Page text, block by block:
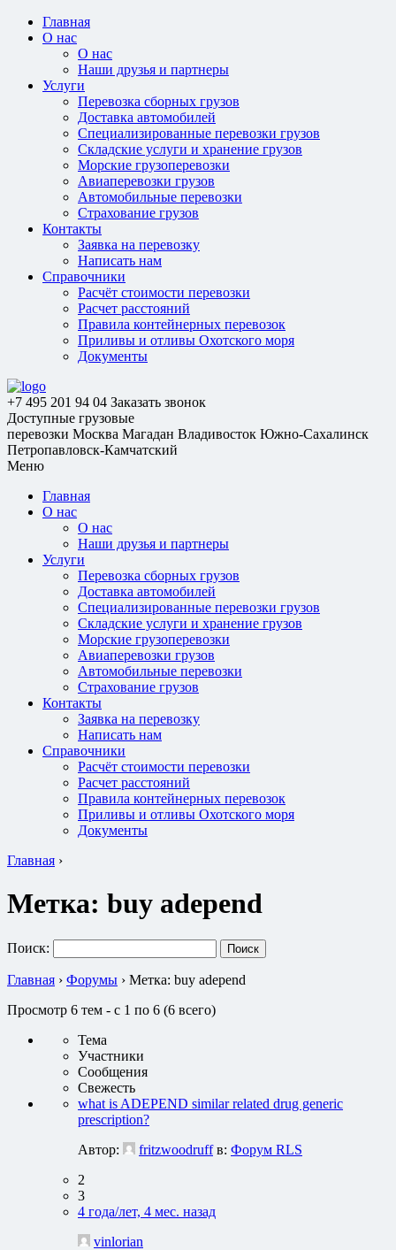
Главная
О нас
О нас
Наши друзья и партнеры
Услуги
Перевозка сборных грузов
Доставка автомобилей
Специализированные перевозки грузов
Складские услуги и хранение грузов
Морские грузоперевозки
Авиаперевозки грузов
Автомобильные перевозки
Страхование грузов
Контакты
Заявка на перевозку
Написать нам
Справочники
Расчёт стоимости перевозки
Расчет расстояний
Правила контейнерных перевозок
Приливы и отливы Охотского моря
Документы
+7 495 201 94 04 Заказать звонок
Доступные грузовые
перевозки Москва Магадан Владивосток Южно-Сахалинск
Петропавловск-Камчатский
Меню
Главная
О нас
О нас
Наши друзья и партнеры
Услуги
Перевозка сборных грузов
Доставка автомобилей
Специализированные перевозки грузов
Складские услуги и хранение грузов
Морские грузоперевозки
Авиаперевозки грузов
Автомобильные перевозки
Страхование грузов
Контакты
Заявка на перевозку
Написать нам
Справочники
Расчёт стоимости перевозки
Расчет расстояний
Правила контейнерных перевозок
Приливы и отливы Охотского моря
Документы
Главная ›
Метка: buy adepend
Поиск:
Главная › Форумы › Метка: buy adepend
Просмотр 6 тем - с 1 по 6 (6 всего)
Тема
Участники
Сообщения
Свежесть
what is ADEPEND similar related drug generic
prescription?
Автор:
fritzwoodruff в: Форум RLS
2
3
4 года/лет, 4 мес. назад
vinlorian